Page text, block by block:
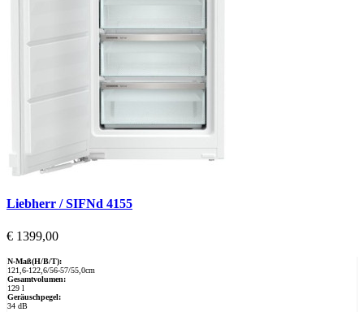
Liebherr / SIFNd 4155
€ 1399,00
N-Maß(H/B/T):
121,6-122,6/56-57/55,0cm
Gesamtvolumen:
129 l
Geräuschpegel:
34 dB